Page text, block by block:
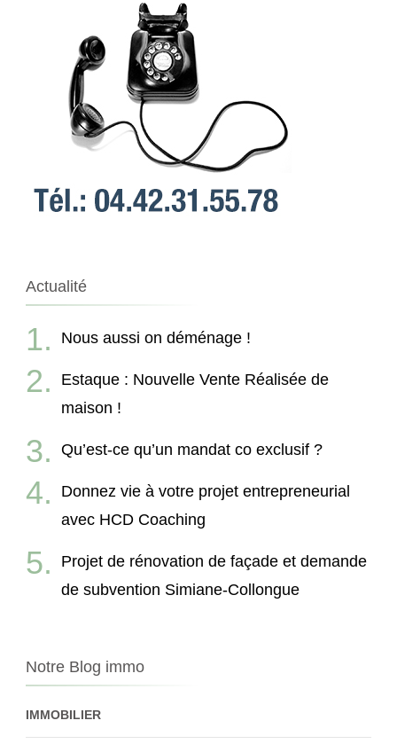
Actualité
Nous aussi on déménage !
Estaque : Nouvelle Vente Réalisée de
maison !
Qu’est-ce qu’un mandat co exclusif ?
Donnez vie à votre projet entrepreneurial
avec HCD Coaching
Projet de rénovation de façade et demande
de subvention Simiane-Collongue
Notre Blog immo
IMMOBILIER